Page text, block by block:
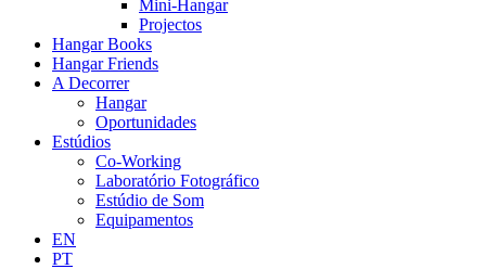
Mini-Hangar
Projectos
Hangar Books
Hangar Friends
A Decorrer
Hangar
Oportunidades
Estúdios
Co-Working
Laboratório Fotográfico
Estúdio de Som
Equipamentos
EN
PT